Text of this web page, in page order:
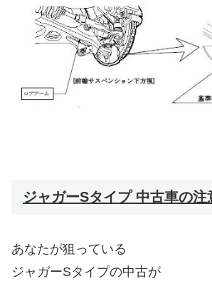
ジャガーSタイプ 中古車の注
あなたが狙っている
ジャガーSタイプの中古が